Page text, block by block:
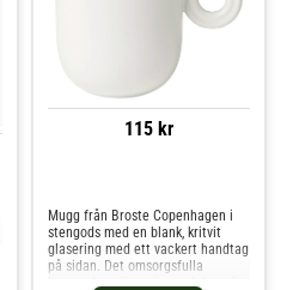
115 kr
Mugg från Broste Copenhagen i
stengods med en blank, kritvit
glasering med ett vackert handtag
på sidan. Det omsorgsfulla
hantverket gör varje produkt unik